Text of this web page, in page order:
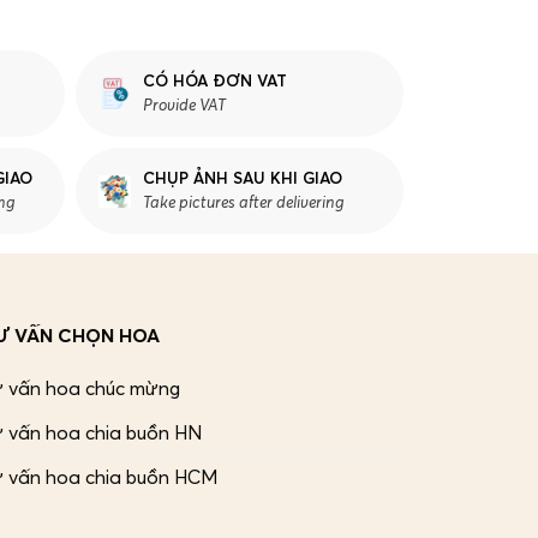
CÓ HÓA ĐƠN VAT
Provide VAT
CHỤP ẢNH SAU KHI GIAO
Take pictures after delivering
VẤN CHỌN HOA
vấn hoa chúc mừng
vấn hoa chia buồn HN
vấn hoa chia buồn HCM